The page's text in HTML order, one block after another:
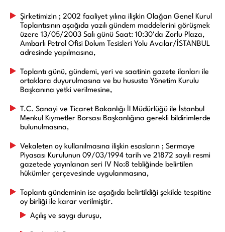
Şirketimizin ; 2002 faaliyet yılına ilişkin Olağan Genel Kurul
Toplantısının aşağıda yazılı gündem maddelerini görüşmek
üzere 13/05/2003 Salı günü Saat: 10:30'da Zorlu Plaza,
Ambarlı Petrol Ofisi Dolum Tesisleri Yolu Avcılar/İSTANBUL
adresinde yapılmasına,
Toplantı günü, gündemi, yeri ve saatinin gazete ilanları ile
ortaklara duyurulmasına ve bu hususta Yönetim Kurulu
Başkanına yetki verilmesine,
T.C. Sanayi ve Ticaret Bakanlığı İl Müdürlüğü ile İstanbul
Menkul Kıymetler Borsası Başkanlığına gerekli bildirimlerde
bulunulmasına,
Vekaleten oy kullanılmasına ilişkin esasların ; Sermaye
Piyasası Kurulunun 09/03/1994 tarih ve 21872 sayılı resmi
gazetede yayınlanan seri IV No:8 tebliğinde belirtilen
hükümler çerçevesinde uygulanmasına,
Toplantı gündeminin ise aşağıda belirtildiği şekilde tespitine
oy birliği ile karar verilmiştir.
Açılış ve saygı duruşu,